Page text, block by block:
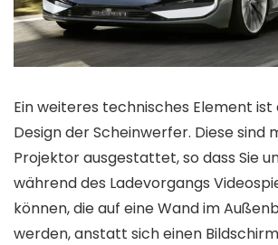
Ein weiteres technisches Element
Design der Scheinwerfer. Diese sind
Projektor ausgestattet, so dass Sie
während des Ladevorgangs
können, die auf eine Wand im
werden, anstatt sich einen